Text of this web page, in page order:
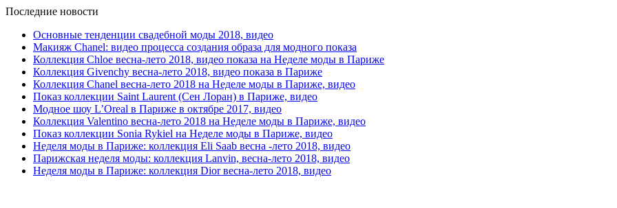
Последние новости
Основные тенденции свадебной моды 2018, видео
Макияж Chanel: видео процесса создания образа для модного показа
Коллекция Chloe весна-лето 2018, видео показа на Неделе моды в Париже
Коллекция Givenchy весна-лето 2018, видео показа в Париже
Коллекция Chanel весна-лето 2018 на Неделе моды в Париже, видео
Показ коллекции Saint Laurent (Сен Лоран) в Париже, видео
Модное шоу L’Oreal в Париже в октябре 2017, видео
Коллекция Valentino весна-лето 2018 на Неделе моды в Париже, видео
Показ коллекции Sonia Rykiel на Неделе моды в Париже, видео
Неделя моды в Париже: коллекция Eli Saab весна -лето 2018, видео
Парижская неделя моды: коллекция Lanvin, весна-лето 2018, видео
Неделя моды в Париже: коллекция Dior весна-лето 2018, видео